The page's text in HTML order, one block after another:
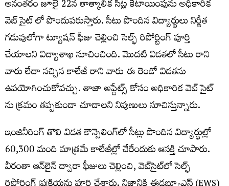
అనంతరం జూలై 22న తాత్కాలిక సీట్ల కేటాయింపును అధికారిక
వెబ్ సైట్ లో పొందుపరుస్తారు. సీటు పొందిన విద్యార్థులు నిర్ణీత
గడువులోగా ట్యూషన్ ఫీజు చెల్లించి సెల్ఫ్ రిపోర్టింగ్ పూర్తి
చేయాలని విద్యాశాఖ సూచించింది. మొదటి విడతలో సీటు రాని
వారు లేదా నచ్చిన కాలేజీ రాని వారు ఈ రెండో విడతను
ఉపయోగించుకోవచ్చు. తాజా అప్డేట్స్ కోసం అధికారిక వెబ్ సైట్
ను క్రమం తప్పకుండా చూడాలని నిపుణులు సూచిస్తున్నారు.
ఇంజినీరింగ్‌ తొలి విడత కౌన్సెలింగ్‌లో సీట్లు పొందిన విద్యార్థుల్లో
60,300 మంది మాత్రమే కాలేజీల్లో చేరేందుకు ఆసక్తి చూపారు.
వీరంతా ఆన్‌లైన్ ద్వారా ఫీజులు చెల్లించి, వెబ్‌సైట్‌లో సెల్ఫ్‌